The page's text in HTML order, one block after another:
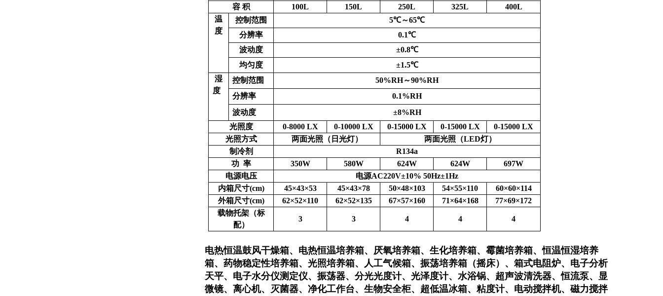
容 积
100L 150L 250L 325L
400L
温
度
控制范围
5℃～65℃
分辨率
0.1℃
波动度
±0.8℃
均匀度
±1.5℃
湿
度
控制范围
50%RH～90%RH
分辨率
0.1%RH
波动度
±8%RH
光照度
0-8000 LX 0-10000 LX 0-15000 LX 0-15000 LX
0-15000 LX
光照方式
两面光照（日光灯）
两面光照（LED灯）
制冷剂
R134a
功 率
350W 580W 624W 624W
697W
电源电压
电源AC220V±10% 50Hz±1Hz
内箱尺寸(cm)
45×43×53 45×43×78 50×48×103 54×55×110
60×60×114
外箱尺寸(cm)
62×52×110 62×52×135 67×57×160 71×64×168
77×69×172
载物托架（标
配）
3 3 4 4 4
电热恒温鼓风干燥箱、电热恒温培养箱、厌氧培养箱、生化培养箱、霉菌培养箱、恒温恒湿培养
箱、药物稳定性培养箱、光照培养箱、人工气候箱、振荡培养箱（摇床）、箱式电阻炉、电子分析
天平、电子水分仪测定仪、振荡器、分光光度计、光泽度计、水浴锅、超声波清洗器、恒流泵、显
微镜、离心机、灭菌器、净化工作台、生物安全柜、超低温冰箱、粘度计、电动搅拌机、磁力搅拌